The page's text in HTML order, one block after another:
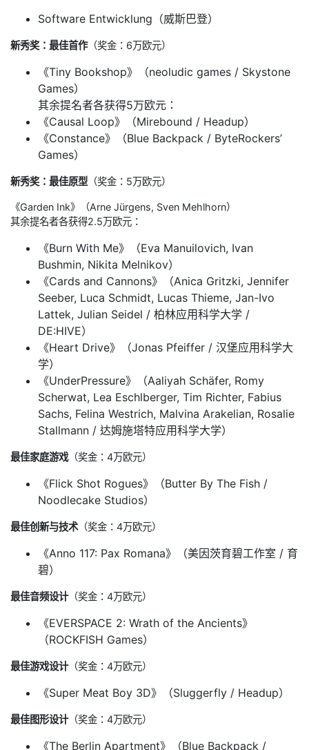
Software Entwicklung（威斯巴登）
新秀奖：最佳首作（奖金：6万欧元）
《Tiny Bookshop》（neoludic games / Skystone
Games）
其余提名者各获得5万欧元：
《Causal Loop》（Mirebound / Headup）
《Constance》（Blue Backpack / ByteRockers’
Games）
新秀奖：最佳原型 （奖金：5万欧元）
《Garden Ink》（Arne Jürgens, Sven Mehlhorn）
其余提名者各获得2.5万欧元：
《Burn With Me》（Eva Manuilovich, Ivan
Bushmin, Nikita Melnikov）
《Cards and Cannons》（Anica Gritzki, Jennifer
Seeber, Luca Schmidt, Lucas Thieme, Jan-Ivo
Lattek, Julian Seidel / 柏林应用科学大学 /
DE:HIVE）
《Heart Drive》（Jonas Pfeiffer / 汉堡应用科学大
学）
《UnderPressure》（Aaliyah Schäfer, Romy
Scherwat, Lea Eschlberger, Tim Richter, Fabius
Sachs, Felina Westrich, Malvina Arakelian, Rosalie
Stallmann / 达姆施塔特应用科学大学）
最佳家庭游戏（奖金：4万欧元）
《Flick Shot Rogues》（Butter By The Fish /
Noodlecake Studios）
最佳创新与技术（奖金：4万欧元）
《Anno 117: Pax Romana》（美因茨育碧工作室 / 育
碧）
最佳音频设计（奖金：4万欧元）
《EVERSPACE 2: Wrath of the Ancients》
（ROCKFISH Games）
最佳游戏设计（奖金：4万欧元）
《Super Meat Boy 3D》（Sluggerfly / Headup）
最佳图形设计（奖金：4万欧元）
《The Berlin Apartment》（Blue Backpack /